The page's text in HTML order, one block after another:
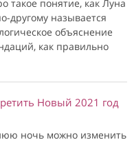
такое понятие, как Луна
другому называется
объяснение
как правильно
Новый 2021 год
ночь можно изменить